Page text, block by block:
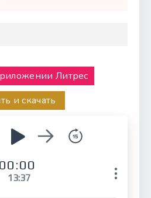
Литрес
и скачать
00:00
13:37